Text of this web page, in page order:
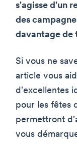
s'agisse d'un
des
davantage de
Si vous ne
article vous
d'excellentes
pour les fêtes
permettront
vous